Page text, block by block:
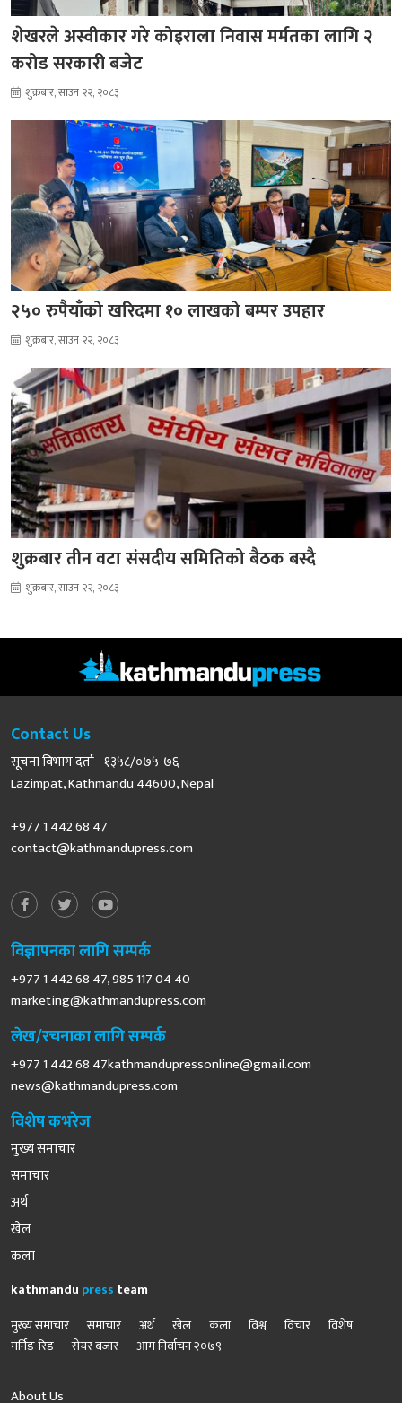
शेखरले अस्वीकार गरे कोइराला निवास मर्मतका लागि २
करोड सरकारी बजेट
शुक्रबार, साउन २२, २०८३
२५० रुपैयाँको खरिदमा १० लाखको बम्पर उपहार
शुक्रबार, साउन २२, २०८३
शुक्रबार तीन वटा संसदीय समितिको बैठक बस्दै
शुक्रबार, साउन २२, २०८३
Contact Us
सूचना विभाग दर्ता - १३५८/०७५-७६
Lazimpat, Kathmandu 44600, Nepal
+977 1 442 68 47
contact@kathmandupress.com
विज्ञापनका लागि सम्पर्क
+977 1 442 68 47, 985 117 04 40
marketing@kathmandupress.com
लेख/रचनाका लागि सम्पर्क
+977 1 442 68 47kathmandupressonline@gmail.com
news@kathmandupress.com
विशेष कभरेज
मुख्य समाचार
समाचार
अर्थ
खेल
कला
kathmandu press team
मुख्य समाचार
समाचार अर्थ खेल कला विश्व विचार
विशेष
मर्निङ रिड
सेयर बजार आम निर्वाचन २०७९
About Us